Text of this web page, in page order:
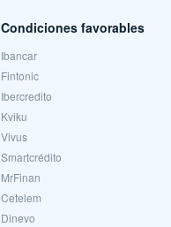
Condiciones favorables
Ibancar
Fintonic
Ibercredito
Kviku
Vivus
Smartcrédito
MrFinan
Cetelem
Dinevo